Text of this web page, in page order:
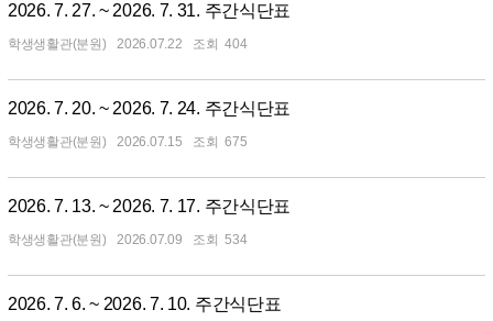
2026. 7. 27. ~ 2026. 7. 31. 주간식단표
학생생활관(분원) 2026.07.22 404
2026. 7. 20. ~ 2026. 7. 24. 주간식단표
학생생활관(분원) 2026.07.15 675
2026. 7. 13. ~ 2026. 7. 17. 주간식단표
학생생활관(분원) 2026.07.09 534
2026. 7. 6. ~ 2026. 7. 10. 주간식단표